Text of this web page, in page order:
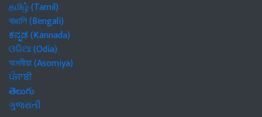
தமிழ் (Tamil)
বাঙালি (Bengali)
ಕನ್ನಡ (Kannada)
ଓଡିଆ (Odia)
অসমীয়া (Asomiya)
ਪੰਜਾਬੀ
తెలుగు
ગુજરાતી